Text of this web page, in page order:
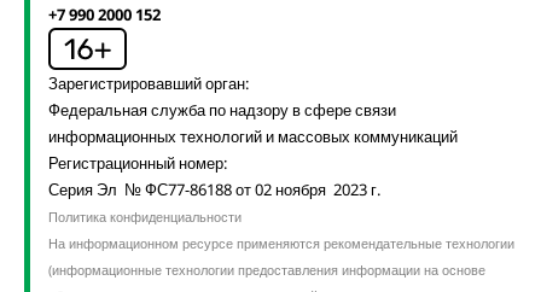
+7 990 2000 152
Зарегистрировавший орган:
Федеральная служба по надзору в сфере связи
информационных технологий и массовых коммуникаций
Регистрационный номер:
Серия Эл № ФС77-86188 от 02 ноября 2023 г.
Политика конфиденциальности
На информационном ресурсе применяются рекомендательные технологии
(информационные технологии предоставления информации на основе